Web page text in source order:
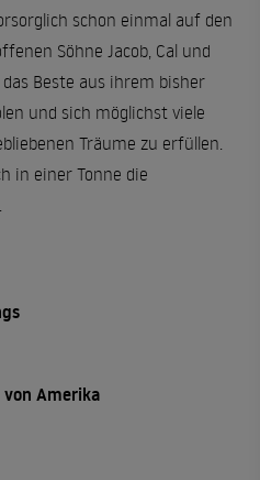
schon einmal auf den
Söhne Jacob, Cal und
Beste aus ihrem bisher
und sich möglichst viele
Träume zu erfüllen.
in einer Tonne die
Amerika